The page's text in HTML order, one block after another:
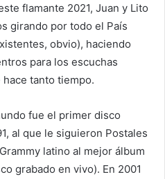
flamante 2021, Juan y Lito
girando por todo el País
obvio), haciendo
para los escuchas
tanto tiempo.
fue el primer disco
al que le siguieron Postales
latino al mejor álbum
grabado en vivo). En 2001